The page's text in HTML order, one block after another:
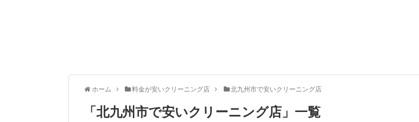
ホーム 料金が安いクリーニング店 北九州市で安いクリーニング店
「 北九州市で安いクリーニング店 」 一覧